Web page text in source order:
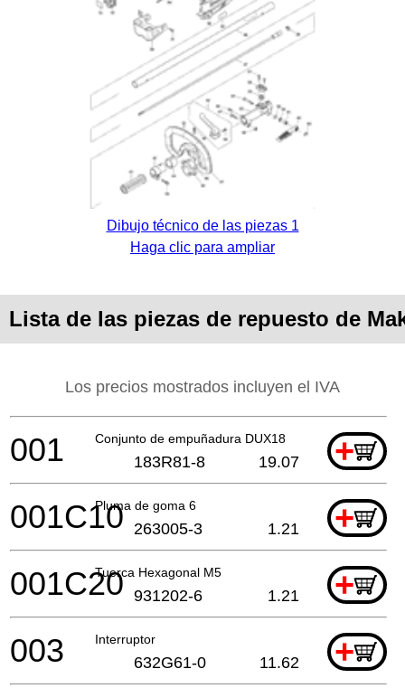
Dibujo técnico de las piezas 1
Haga clic para ampliar
Lista de las piezas de repuesto de
Los precios mostrados incluyen el IVA
Conjunto de empuñadura DUX18 +
001 183R81-8 19.07
Pluma de goma 6 +
001C10 263005-3 1.21
Tuerca Hexagonal M5 +
001C20 931202-6 1.21
Interruptor +
003 632G61-0 11.62